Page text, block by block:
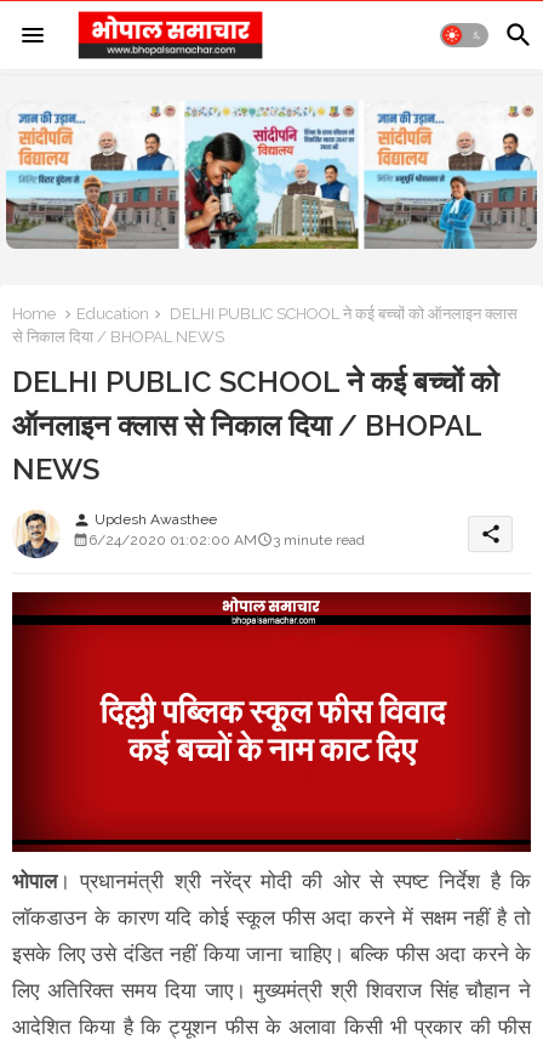
Home Education
DELHI PUBLIC SCHOOL ने कई बच्चों को ऑनलाइन क्लास
से निकाल दिया / BHOPAL NEWS
DELHI PUBLIC SCHOOL ने कई बच्चों को
ऑनलाइन क्लास से निकाल दिया / BHOPAL
NEWS
person Updesh Awasthee
6/24/2020 01:02:00 AM
3 minute read share
भोपाल। प्रधानमंत्री श्री नरेंद्र मोदी की ओर से स्पष्ट निर्देश है कि
लॉकडाउन के कारण यदि कोई स्कूल फीस अदा करने में सक्षम नहीं है तो
इसके लिए उसे दंडित नहीं किया जाना चाहिए। बल्कि फीस अदा करने के
लिए अतिरिक्त समय दिया जाए। मुख्यमंत्री श्री शिवराज सिंह चौहान ने
आदेशित किया है कि ट्यूशन फीस के अलावा किसी भी प्रकार की फीस